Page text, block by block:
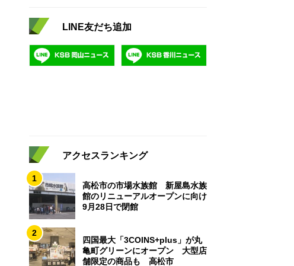
LINE友だち追加
アクセスランキング
1
高松市の市場水族館 新屋島水族
館のリニューアルオープンに向け
9月28日で閉館
2
四国最大「3COINS+plus」が丸
亀町グリーンにオープン 大型店
舗限定の商品も 高松市